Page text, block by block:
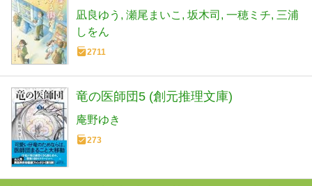
凪良ゆう 瀬尾まいこ 坂木司 一穂ミチ 三浦
しをん
2711
竜の医師団5 (創元推理文庫)
庵野ゆき
273